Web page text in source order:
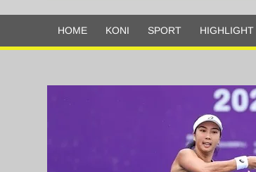
HOME KONI SPORT HIGHLIGHT